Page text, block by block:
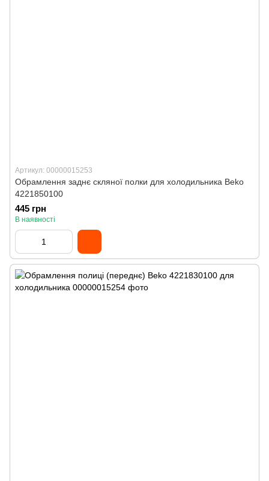
Артикул: 00000015253
Обрамлення заднє скляної полки для холодильника Beko
4221850100
445 грн
В наявності